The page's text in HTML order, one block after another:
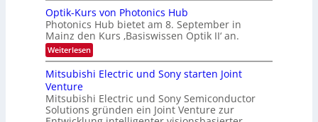
r
b
e
i
n
g
W
a
c
h
s
u
i
m
e
r
a
e
u
s
-
S
e
n
a
-
E
i
n
s
t
n
m
Optik-Kurs von Photonics Hub
Photonics Hub bietet am 8. September in
Mainz den Kurs ‚Basiswissen Optik II‘ an.
Weiterlesen:
O
p
t
k
-
K
Mitsubishi Electric und Sony starten Joint
Venture
Mitsubishi Electric und Sony Semiconductor
Solutions gründen ein Joint Venture zur